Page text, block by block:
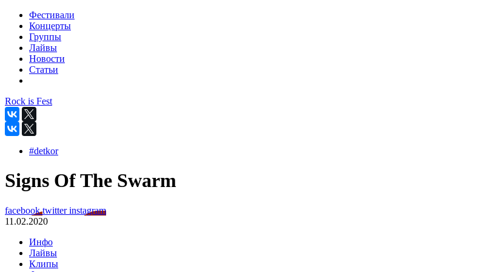
Фестивали
Концерты
Группы
Лайвы
Новости
Статьи
Rock is Fest
#detkor
Signs Of The Swarm
facebooktwitterinstagram
11.02.2020
Инфо
Лайвы
Клипы